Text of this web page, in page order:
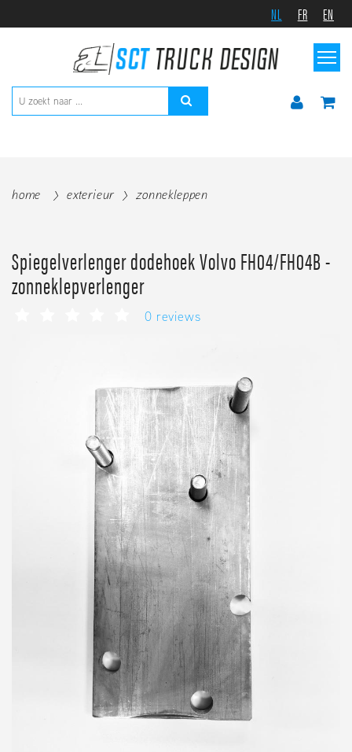
NL FR EN
home exterieur zonnekleppen
Spiegelverlenger dodehoek Volvo FH04/FH04B -
zonneklepverlenger
0 reviews